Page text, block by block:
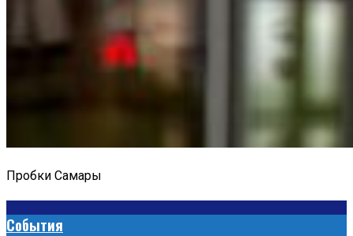
Пробки Самары
События